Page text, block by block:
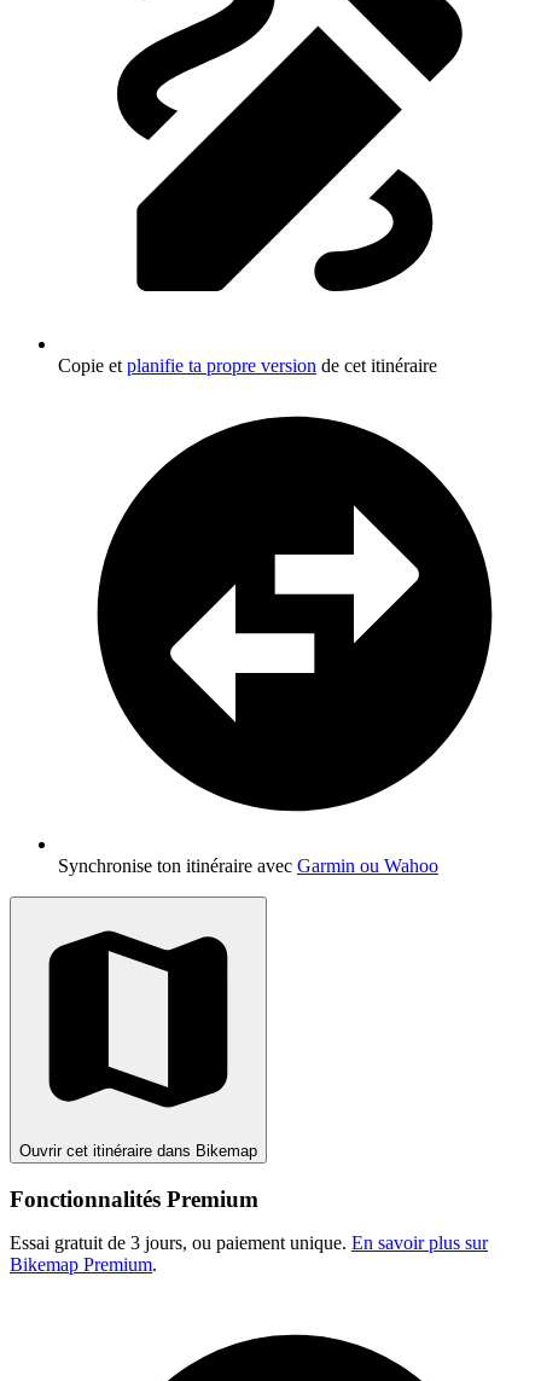
Copie et planifie ta propre version de cet itinéraire
Synchronise ton itinéraire avec Garmin ou Wahoo
Ouvrir cet itinéraire dans Bikemap
Fonctionnalités Premium
Essai gratuit de 3 jours, ou paiement unique. En savoir plus sur
Bikemap Premium.